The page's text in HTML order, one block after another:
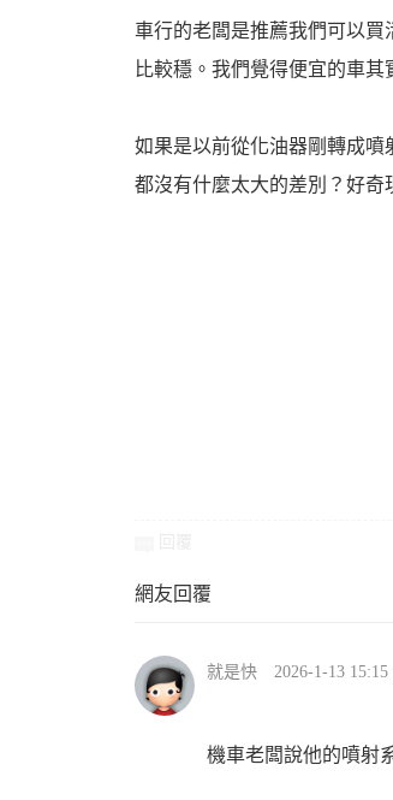
車
車行的老闆是推薦我們可以買
比較穩。我們覺得便宜的車
如果是以前從化油器剛轉成
都沒有什麼太大的差別？好奇
網友回覆
就是快 2026-1-13 15:15
機車老闆說他的噴射